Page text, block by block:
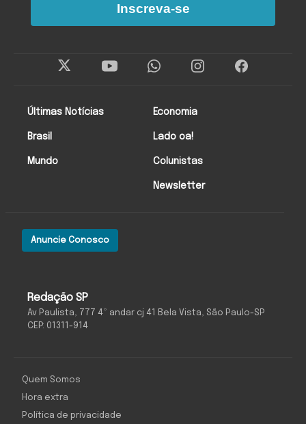
Redação SP
Av Paulista, 777 4º andar cj 41 Bela Vista, São Paulo-SP
CEP: 01311-914
Anuncie Conosco
Últimas Notícias
Brasil
Mundo
Economia
Lado oa!
Colunistas
Newsletter
Inscreva-se
Quem Somos
Hora extra
Política de privacidade